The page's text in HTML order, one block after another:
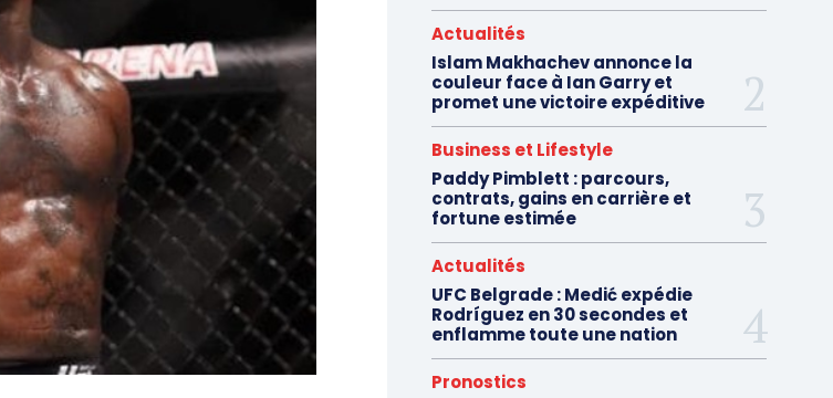
Actualités
Islam Makhachev annonce la
couleur face à Ian Garry et
promet une victoire expéditive
Business et Lifestyle
Paddy Pimblett : parcours,
contrats, gains en carrière et
fortune estimée
Actualités
UFC Belgrade : Medić expédie
Rodríguez en 30 secondes et
enflamme toute une nation
Pronostics